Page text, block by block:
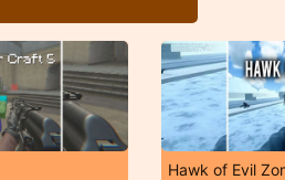
Hawk of Evil